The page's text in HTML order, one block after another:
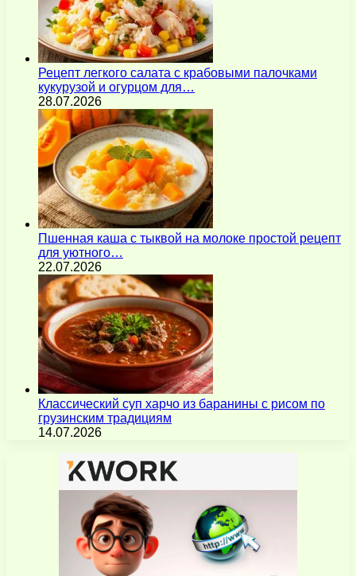
Рецепт легкого салата с крабовыми палочками
кукурузой и огурцом для…
28.07.2026
Пшенная каша с тыквой на молоке простой рецепт
для уютного…
22.07.2026
Классический суп харчо из баранины с рисом по
грузинским традициям
14.07.2026